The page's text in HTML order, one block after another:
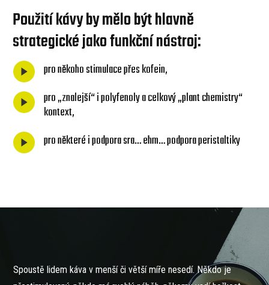
Použití kávy by mělo být hlavně
strategické jako funkční nástroj:
pro někoho stimulace přes kofein,
pro „znalejší“ i polyfenoly a celkový „plant chemistry“
kontext,
pro některé i podpora sra… ehm… podpora peristaltiky
Spoustě lidem káva v menší či větší míře nesedí. Někdo je